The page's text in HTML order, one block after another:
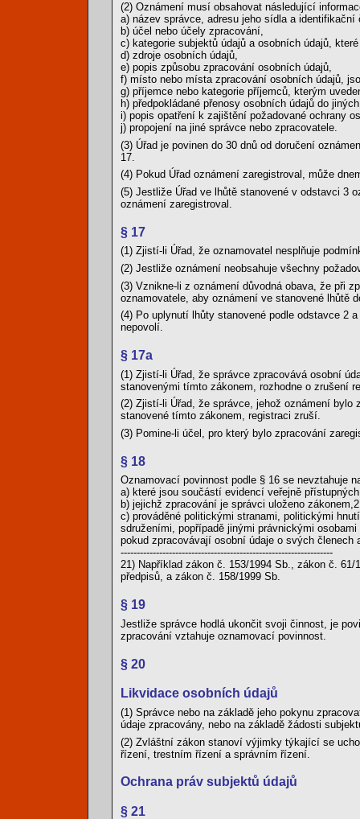
(2) Oznámení musí obsahovat následující
a) název správce, adresu jeho sídla a identifikační
b) účel nebo účely zpracování,
c) kategorie subjektů údajů a osobních údajů,
d) zdroje osobních údajů,
e) popis způsobu zpracování osobních údajů,
f) místo nebo místa zpracování osobních údajů,
g) příjemce nebo kategorie příjemců, kterým
h) předpokládané přenosy osobních údajů do
i) popis opatření k zajištění požadované ochrany
j) propojení na jiné správce nebo zpracovatele.
(3) Úřad je povinen do 30 dnů od doručení
17.
(4) Pokud Úřad oznámení zaregistroval, může
(5) Jestliže Úřad ve lhůtě stanovené v odstavci 3
oznámení zaregistroval.
§ 17
(1) Zjistí-li Úřad, že oznamovatel nesplňuje
(2) Jestliže oznámení neobsahuje všechny
(3) Vznikne-li z oznámení důvodná obava, že při
oznamovatele, aby oznámení ve stanovené lhůtě
(4) Po uplynutí lhůty stanovené podle odstavce 2
nepovolí.
§ 17a
(1) Zjistí-li Úřad, že správce zpracovává osobní
stanovenými tímto zákonem, rozhodne o zrušení
(2) Zjistí-li Úřad, že správce, jehož oznámení bylo
stanovené tímto zákonem, registraci zruší.
(3) Pomine-li účel, pro který bylo zpracování
§ 18
Oznamovací povinnost podle § 16 se nevztahuje
a) které jsou součástí evidencí veřejně
b) jejichž zpracování je správci uloženo
c) prováděné politickými stranami, politickými
sdruženími, popřípadě jinými právnickými
pokud zpracovávají osobní údaje o svých
------------------------------------------------------------------
21) Například zákon č. 153/1994 Sb., zákon č.
předpisů, a zákon č. 158/1999 Sb.
§ 19
Jestliže správce hodlá ukončit svoji činnost, je
zpracování vztahuje oznamovací povinnost.
§ 20
Likvidace osobních údajů
(1) Správce nebo na základě jeho pokynu
údaje zpracovány, nebo na základě žádosti
(2) Zvláštní zákon stanoví výjimky týkající se
řízení, trestním řízení a správním řízení.
Ochrana práv subjektů údajů
§ 21